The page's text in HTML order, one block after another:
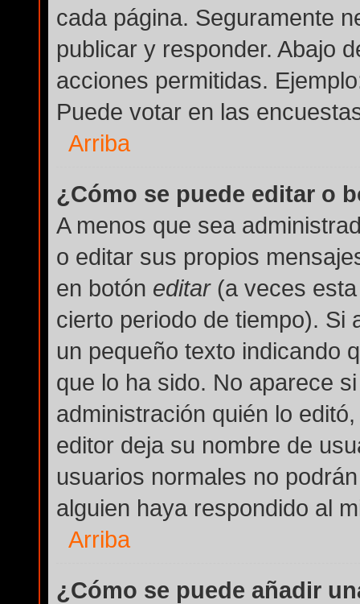
cada página. Seguramente
publicar y responder. Abajo
acciones permitidas.
Puede votar en las
Arriba
¿Cómo se puede editar o
A menos que sea
o editar sus propios
en botón editar(a veces esta
cierto periodo de tiempo). Si
un pequeño texto indicando
que lo ha sido. No aparece
administración quién lo
editor deja su nombre de
usuarios normales no
alguien haya respondido al
Arriba
¿Cómo se puede añadir